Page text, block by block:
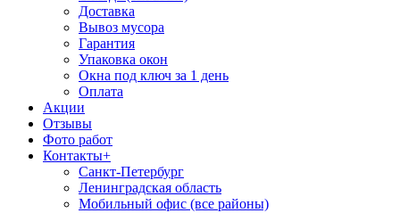
Доставка
Вывоз мусора
Гарантия
Упаковка окон
Окна под ключ за 1 день
Оплата
Акции
Отзывы
Фото работ
Контакты+
Санкт-Петербург
Ленинградская область
Мобильный офис (все районы)